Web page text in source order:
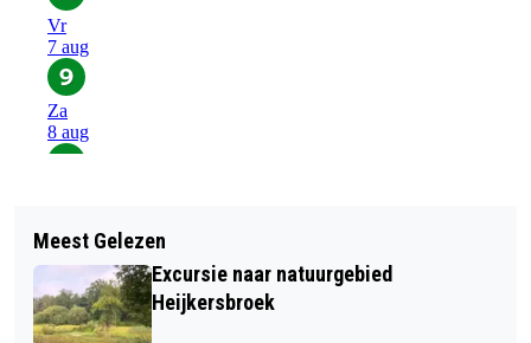
Meest Gelezen
Excursie naar natuurgebied
Heijkersbroek